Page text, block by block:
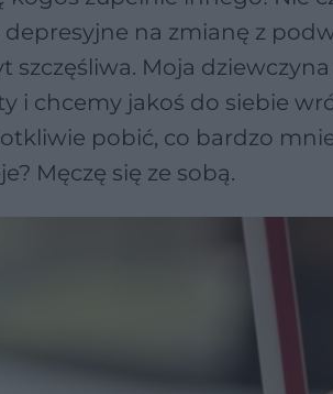
depresyjne na zmianę z
szczęśliwa. Moja
i chcemy jakoś do siebie
pobić, co bardzo
Męczę się ze sobą.